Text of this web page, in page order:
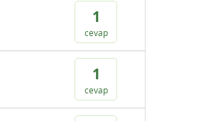
1
cevap
1
cevap